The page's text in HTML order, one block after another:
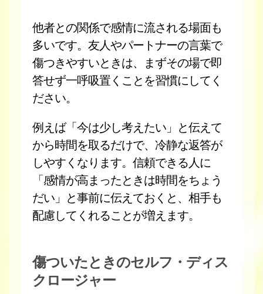
他者との関係で感情に流される場面も
多いです。友人やパートナーの言葉で
傷つきやすいときは、まずその場で即
答せず一呼吸置くことを習慣にしてく
ださい。
例えば「今は少し考えたい」と伝えて
から時間を取るだけで、冷静な返答が
しやすくなります。信頼できる人に
「感情が高まったときは時間をちょう
だい」と事前に伝えておくと、相手も
配慮してくれることが増えます。
傷ついたときのセルフ・ディス
クロージャー